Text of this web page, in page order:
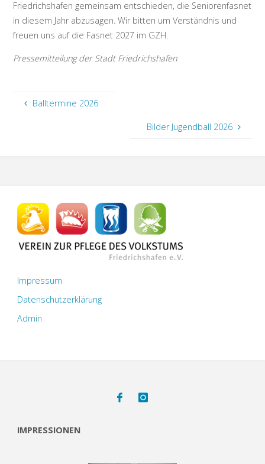
Friedrichshafen gemeinsam entschieden, die Seniorenfasnet
in diesem Jahr abzusagen. Wir bitten um Verständnis und
freuen uns auf die Fasnet 2027 im GZH.
Pressemitteilung der Stadt Friedrichshafen
Balltermine 2026
Bilder Jugendball 2026
Impressum
Datenschutzerklärung
Admin
IMPRESSIONEN